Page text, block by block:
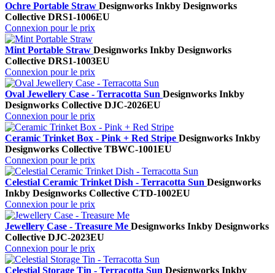
Ochre Portable Straw Designworks Inkby Designworks
Collective DRS1-1006EU
Connexion pour le prix
Mint Portable Straw Designworks Inkby Designworks
Collective DRS1-1003EU
Connexion pour le prix
Oval Jewellery Case - Terracotta Sun Designworks Inkby
Designworks Collective DJC-2026EU
Connexion pour le prix
Ceramic Trinket Box - Pink + Red Stripe Designworks Inkby
Designworks Collective TBWC-1001EU
Connexion pour le prix
Celestial Ceramic Trinket Dish - Terracotta Sun Designworks
Inkby Designworks Collective CTD-1002EU
Connexion pour le prix
Jewellery Case - Treasure Me Designworks Inkby Designworks
Collective DJC-2023EU
Connexion pour le prix
Celestial Storage Tin - Terracotta Sun Designworks Inkby